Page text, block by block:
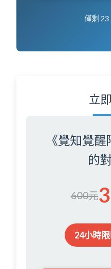
僅剩 23
立
《覺知覺
的
600元
24小時